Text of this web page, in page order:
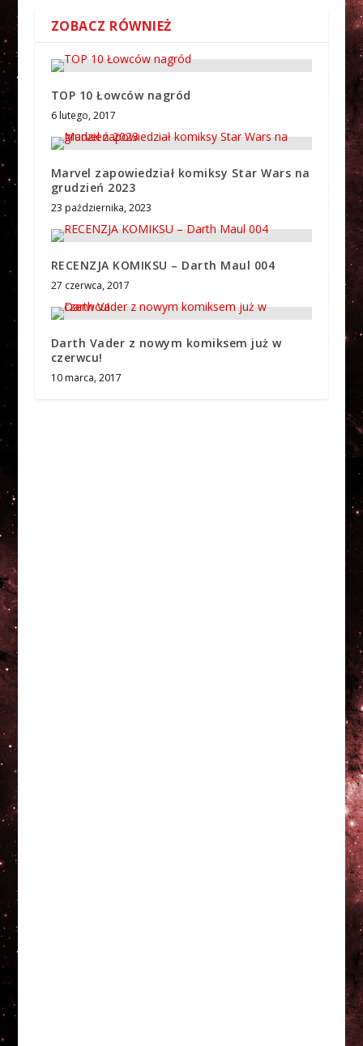
ZOBACZ RÓWNIEŻ
TOP 10 Łowców nagród
6 lutego, 2017
Marvel zapowiedział komiksy Star Wars na
grudzień 2023
23 października, 2023
RECENZJA KOMIKSU – Darth Maul 004
27 czerwca, 2017
Darth Vader z nowym komiksem już w
czerwcu!
10 marca, 2017